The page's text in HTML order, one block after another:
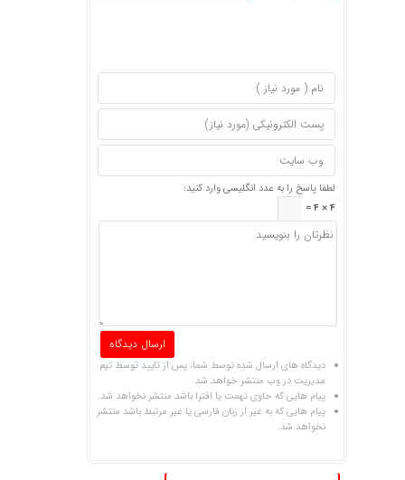
لطفا پاسخ را به عدد انگلیسی وارد کنید:
4 × 4 =
دیدگاه های ارسال شده توسط شما، پس از تایید توسط تیم
مدیریت در وب منتشر خواهد شد.
پیام هایی که حاوی تهمت یا افترا باشد منتشر نخواهد شد.
پیام هایی که به غیر از زبان فارسی یا غیر مرتبط باشد منتشر
نخواهد شد.